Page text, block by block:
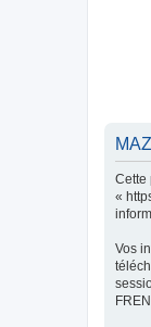
Cette
«
Vos